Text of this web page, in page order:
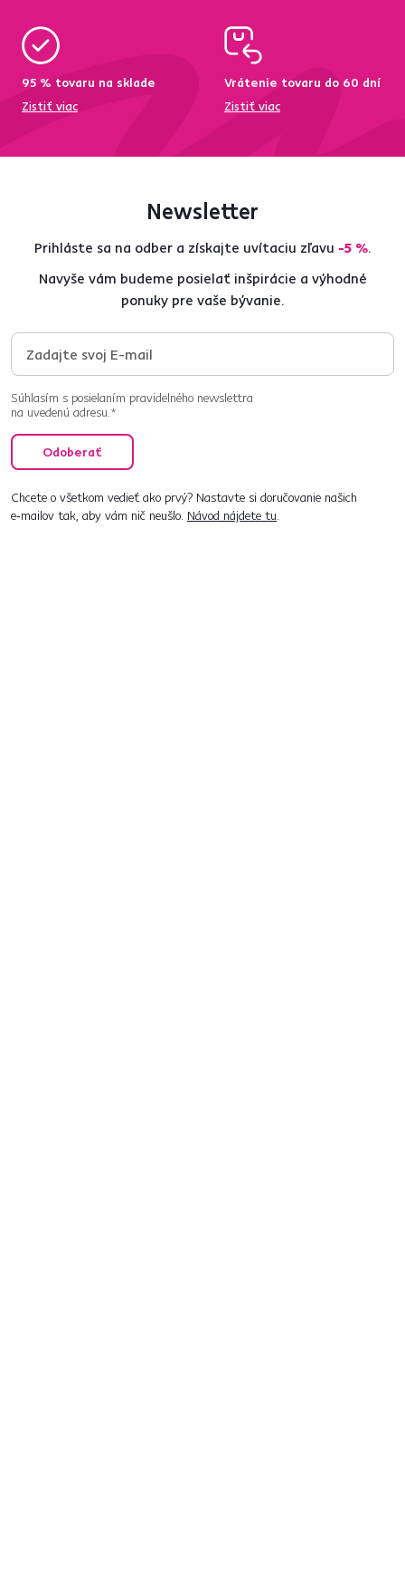
95 % tovaru na sklade
Zistiť viac
Vrátenie tovaru do 60 dní
Zistiť viac
Newsletter
Prihláste sa na odber a získajte uvítaciu zľavu -5 %.
Navyše vám budeme posielať inšpirácie a výhodné
ponuky pre vaše bývanie.
Súhlasím s posielaním pravidelného newslettra
na uvedenú adresu.*
Odoberať
Chcete o všetkom vedieť ako prvý? Nastavte si doručovanie našich
e‑mailov tak, aby vám nič neušlo. Návod nájdete tu.